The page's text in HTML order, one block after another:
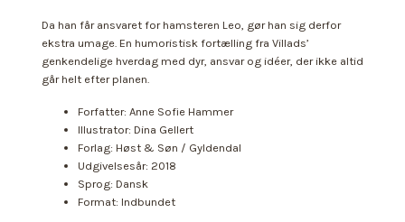
Da han får ansvaret for hamsteren Leo, gør han sig derfor
ekstra umage. En humoristisk fortælling fra Villads’
genkendelige hverdag med dyr, ansvar og idéer, der ikke altid
går helt efter planen.
Forfatter: Anne Sofie Hammer
Illustrator: Dina Gellert
Forlag: Høst & Søn / Gyldendal
Udgivelsesår: 2018
Sprog: Dansk
Format: Indbundet